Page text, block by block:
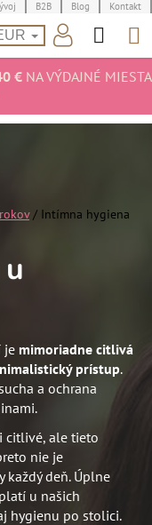
B2B Blog Kontakt
€NA VÝDAJNÉ MIESTA
/ Intímna hygiena
je mimoriadne citlivá
prístup.
a ochrana
citlivé, ale tieto
nie je
každý deň. Úplne
u našich
hygienu po stolici.